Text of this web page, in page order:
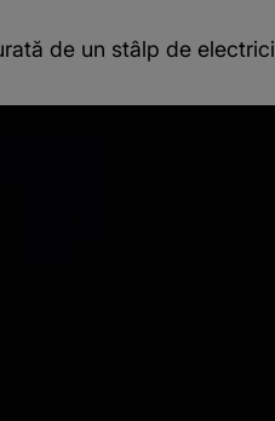
de un stâlp de